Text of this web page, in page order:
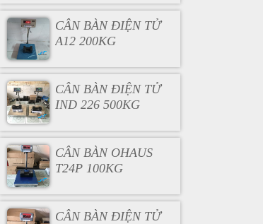
CÂN BÀN ĐIỆN TỬ
A12 200KG
CÂN BÀN ĐIỆN TỬ
IND 226 500KG
CÂN BÀN OHAUS
T24P 100KG
CÂN BÀN ĐIỆN TỬ